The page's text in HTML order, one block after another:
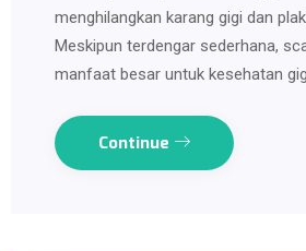
menghilangkan karang gigi dan
Meskipun terdengar sederhana,
manfaat besar untuk kesehatan
Continue